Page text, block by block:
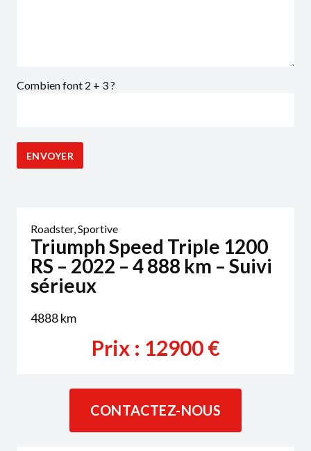
Combien font 2 + 3 ?
Roadster,Sportive
Triumph Speed Triple 1200
RS – 2022 – 4 888 km – Suivi
sérieux
4888km
Prix : 12900€
CONTACTEZ-NOUS